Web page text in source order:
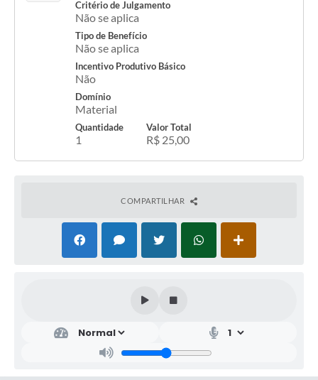
Critério de Julgamento
Não se aplica
Tipo de Benefício
Não se aplica
Incentivo Produtivo Básico
Não
Domínio
Material
Quantidade
1
Valor Total
R$ 25,00
COMPARTILHAR